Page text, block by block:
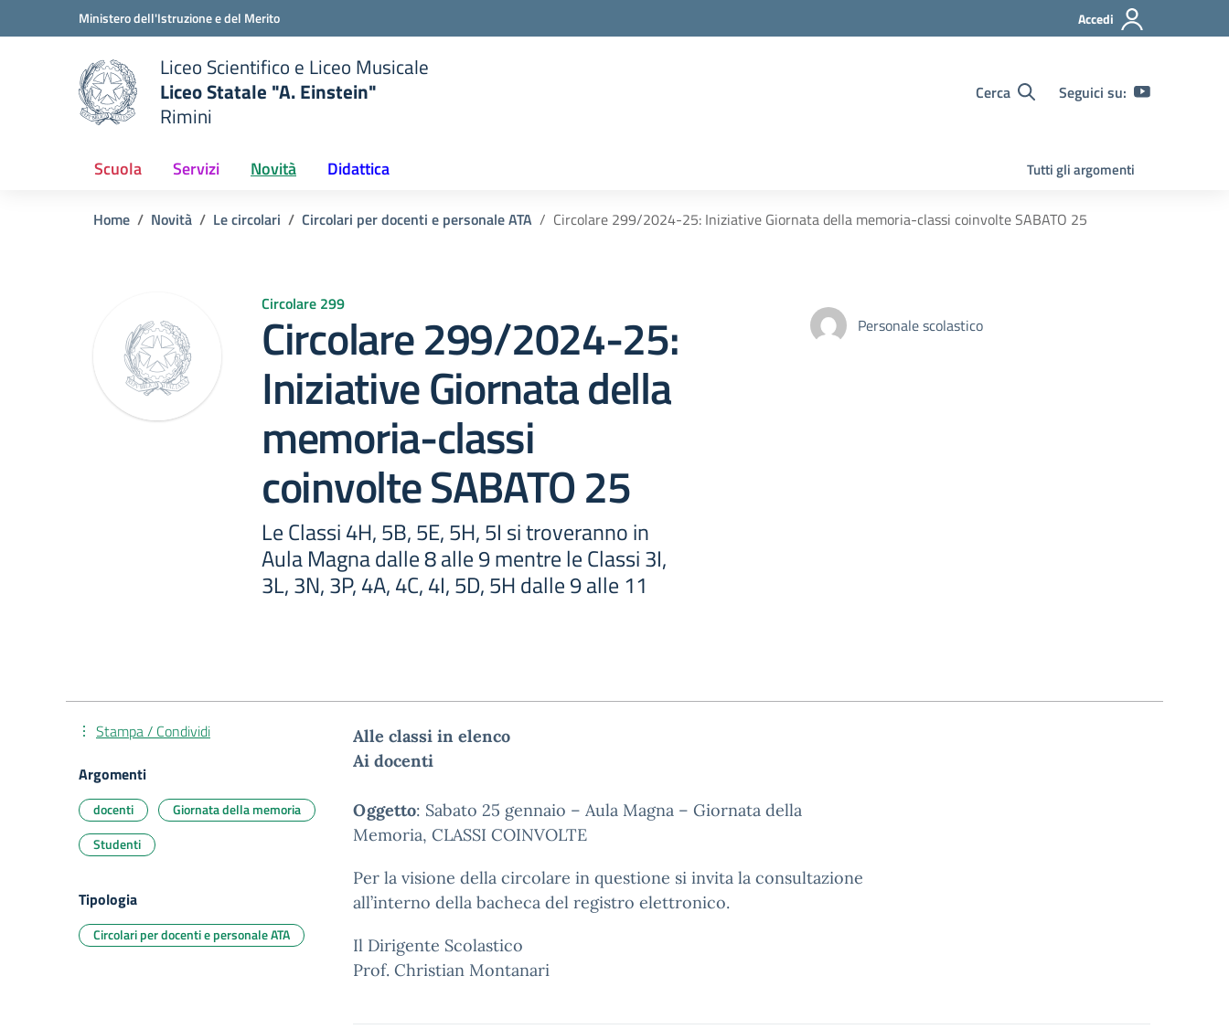
Vai ai contenuti
Vai al menu di navigazioneMinistero dell'Istruzione e del Merito Accedi
scuola
Liceo Scientifico e Liceo Musicale
Liceo Statale "A. Einstein"
Rimini
Cerca Seguici su:
Scuola Servizi Novità Didattica Tutti gli argomenti
Home Novità Le circolari Circolari per docenti e personale ATA Circolare 299/2024-25: Iniziative Giornata della memoria-classi coinvolte SABATO 25
Circolare 299
Circolare 299/2024-25:
Iniziative Giornata della
memoria-classi
coinvolte SABATO 25
Le Classi 4H, 5B, 5E, 5H, 5I si troveranno in
Aula Magna dalle 8 alle 9 mentre le Classi 3I,
3L, 3N, 3P, 4A, 4C, 4I, 5D, 5H dalle 9 alle 11
Personale scolastico
Alle classi in elenco
Ai docenti
Oggetto: Sabato 25 gennaio – Aula Magna – Giornata della
Memoria, CLASSI COINVOLTE
Per la visione della circolare in questione si invita la consultazione
all’interno della bacheca del registro elettronico.
Il Dirigente Scolastico
Prof. Christian Montanari
Stampa / Condividi
Argomenti
docenti
Giornata della memoria
Studenti
Tipologia
Circolari per docenti e personale ATA